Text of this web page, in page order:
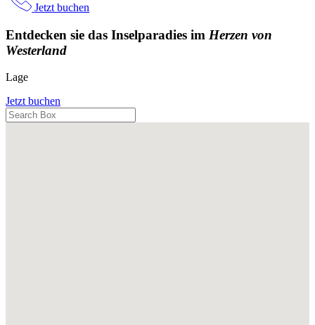
Jetzt buchen
Entdecken sie das Inselparadies im Herzen von
Westerland
Lage
Jetzt buchen